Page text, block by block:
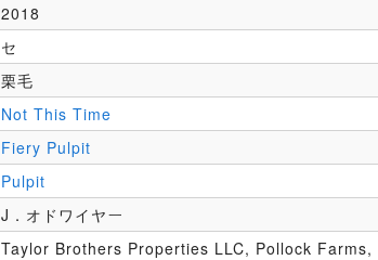
2018
セ
栗毛
Not This Time
Fiery Pulpit
Pulpit
J．オドワイヤー
Taylor Brothers Properties LLC, Pollock